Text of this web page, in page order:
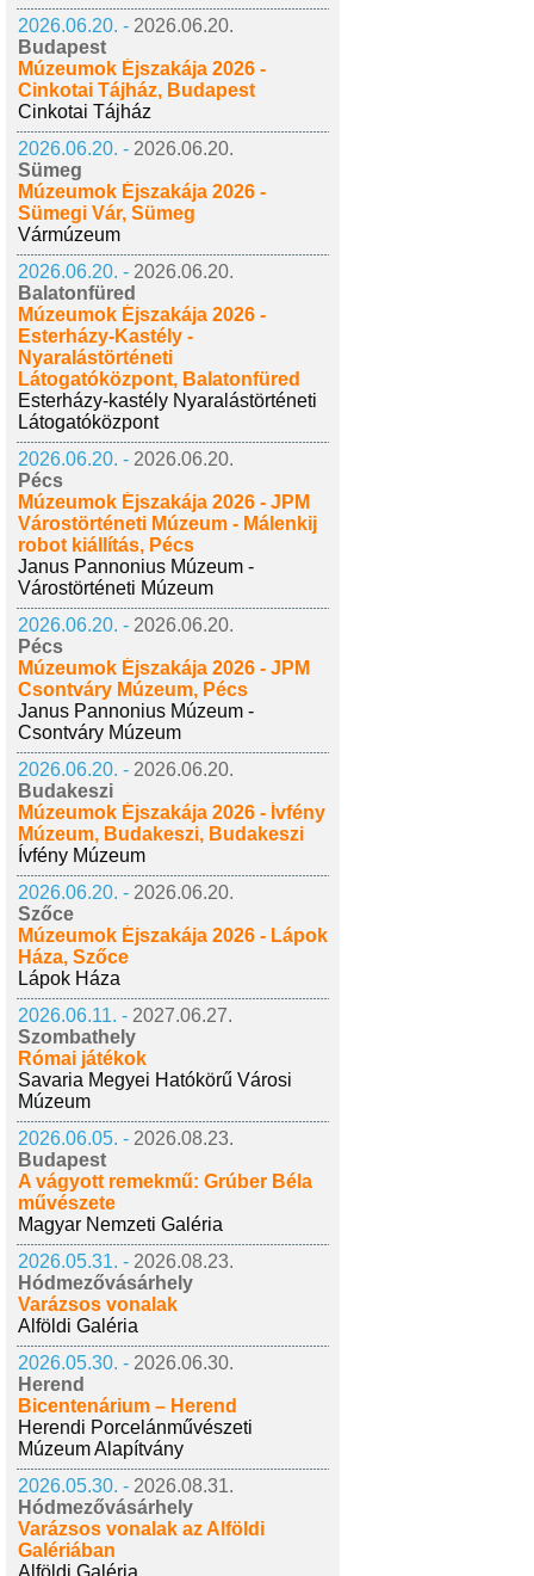
2026.06.20. - 2026.06.20.
Budapest
Múzeumok Éjszakája 2026 -
Cinkotai Tájház, Budapest
Cinkotai Tájház
2026.06.20. - 2026.06.20.
Sümeg
Múzeumok Éjszakája 2026 -
Sümegi Vár, Sümeg
Vármúzeum
2026.06.20. - 2026.06.20.
Balatonfüred
Múzeumok Éjszakája 2026 -
Esterházy-Kastély -
Nyaralástörténeti
Látogatóközpont, Balatonfüred
Esterházy-kastély Nyaralástörténeti
Látogatóközpont
2026.06.20. - 2026.06.20.
Pécs
Múzeumok Éjszakája 2026 - JPM
Várostörténeti Múzeum - Málenkij
robot kiállítás, Pécs
Janus Pannonius Múzeum -
Várostörténeti Múzeum
2026.06.20. - 2026.06.20.
Pécs
Múzeumok Éjszakája 2026 - JPM
Csontváry Múzeum, Pécs
Janus Pannonius Múzeum -
Csontváry Múzeum
2026.06.20. - 2026.06.20.
Budakeszi
Múzeumok Éjszakája 2026 - Ívfény
Múzeum, Budakeszi, Budakeszi
Ívfény Múzeum
2026.06.20. - 2026.06.20.
Szőce
Múzeumok Éjszakája 2026 - Lápok
Háza, Szőce
Lápok Háza
2026.06.11. - 2027.06.27.
Szombathely
Római játékok
Savaria Megyei Hatókörű Városi
Múzeum
2026.06.05. - 2026.08.23.
Budapest
A vágyott remekmű: Grúber Béla
művészete
Magyar Nemzeti Galéria
2026.05.31. - 2026.08.23.
Hódmezővásárhely
Varázsos vonalak
Alföldi Galéria
2026.05.30. - 2026.06.30.
Herend
Bicentenárium – Herend
Herendi Porcelánművészeti
Múzeum Alapítvány
2026.05.30. - 2026.08.31.
Hódmezővásárhely
Varázsos vonalak az Alföldi
Galériában
Alföldi Galéria